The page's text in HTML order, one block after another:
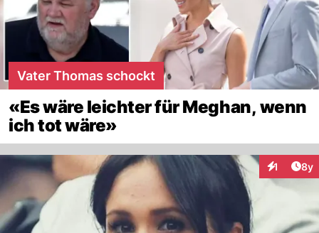
Vater Thomas schockt
«Es wäre leichter für Meghan, wenn
ich tot wäre»
1 8y